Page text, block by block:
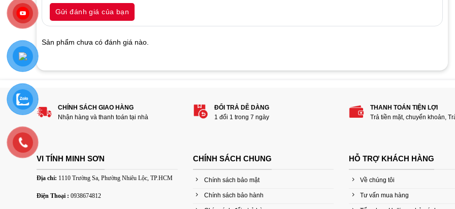
out
of
based
ratings
Gửi đánh giá của bạn
Sản phẩm chưa có đánh giá nào.
Hãy là người đánh giá đầu tiên cho sản phẩm “Bộ chuyển đổi ASUS Mini DisplayPort sang
1 3 4
CHÍNH SÁCH GIAO HÀNG
Nhận hàng và thanh toán tại nhà
ĐỔI TRẢ DỄ DÀNG
1 đổi 1 trong 7 ngày
THANH TOÁN TIỆN LỢI
Trả tiền mặt, chuyển khoản,
VI TÍNH MINH SƠN
Địa chỉ: 1110 Trường Sa, Phường Nhiêu Lộc, TP.HCM
Điện Thoại : 0938674812
CHÍNH SÁCH CHUNG
Chính sách bảo mật
Chính sách bảo hành
HỖ TRỢ KHÁCH HÀNG
Về chúng tôi
Tư vấn mua hàng